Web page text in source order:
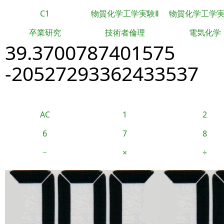
C1 物質化学工学実験Ⅱ
物質化学工学
卒業研究
技術者倫理 電気化学
39.3700787401575
-20527293362433537
AC 1
2
6
7
8
−
× ÷